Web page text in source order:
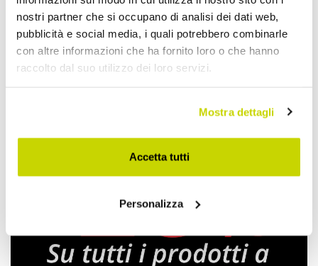
nostri partner che si occupano di analisi dei dati web,
pubblicità e social media, i quali potrebbero combinarle
con altre informazioni che ha fornito loro o che hanno
raccolto dal suo utilizzo dei loro servizi.
Mostra dettagli
Accetta tutti
Personalizza
Lampade da Terra Design